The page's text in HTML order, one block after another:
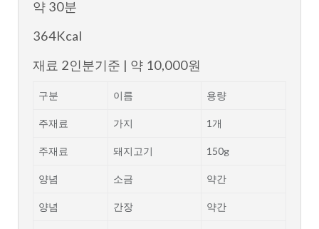
약 30분
364Kcal
재료 2인분기준 | 약 10,000원
구분 이름 용량
주재료 가지 1개
주재료 돼지고기 150g
양념 소금 약간
양념 간장 약간